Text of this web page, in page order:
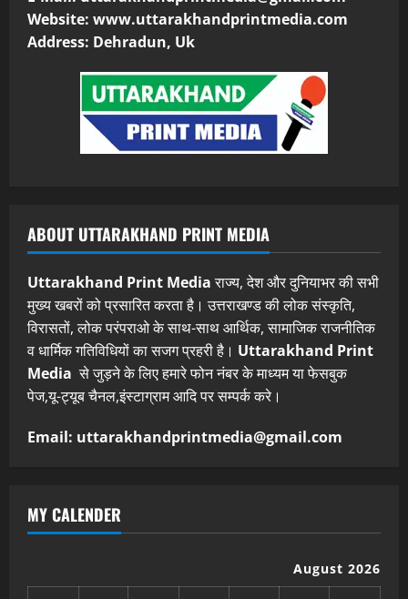
Website: www.uttarakhandprintmedia.com
Address: Dehradun, Uk
ABOUT UTTARAKHAND PRINT MEDIA
Uttarakhand Print Mediaराज्य, देश और दुनियाभर की सभी
मुख्य खबरों को प्रसारित करता है। उत्तराखण्ड की लोक संस्कृति,
विरासतों, लोक परंपराओ के साथ-साथ आर्थिक, सामाजिक राजनीतिक
व धार्मिक गतिविधियों का सजग प्रहरी है। Uttarakhand Print
Media से जुड़ने के लिए हमारे फोन नंबर के माध्यम या फेसबुक
पेज,यू-ट्यूब चैनल,इंस्टाग्राम आदि पर सम्पर्क करे।
Email: uttarakhandprintmedia@gmail.com
MY CALENDER
August 2026